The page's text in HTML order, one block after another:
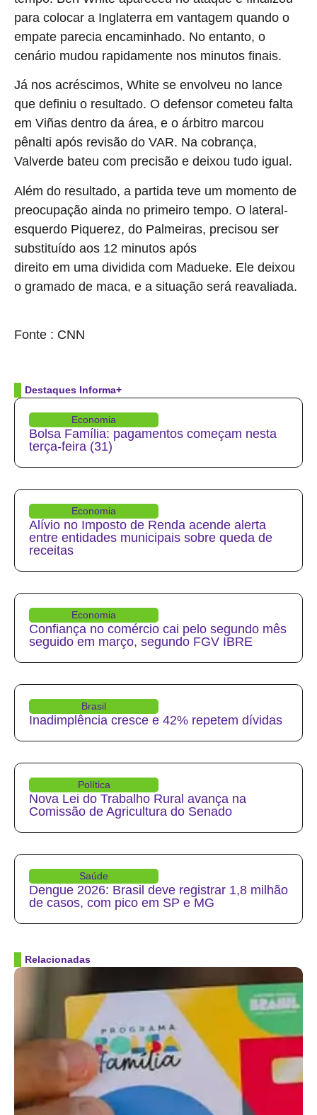
para colocar a Inglaterra em vantagem quando o
empate parecia encaminhado. No entanto, o
cenário mudou rapidamente nos minutos finais.
Já nos acréscimos, White se envolveu no lance
que definiu o resultado. O defensor cometeu falta
em Viñas dentro da área, e o árbitro marcou
pênalti após revisão do VAR. Na cobrança,
Valverde bateu com precisão e deixou tudo igual.
Além do resultado, a partida teve um momento de
preocupação ainda no primeiro tempo. O lateral-
esquerdo Piquerez, do Palmeiras, precisou ser
substituído aos 12 minutos após
direito em uma dividida com Madueke. Ele deixou
o gramado de maca, e a situação será reavaliada.
Fonte : CNN
Destaques Informa+
Economia
Bolsa Família: pagamentos começam nesta
terça-feira (31)
Economia
Alívio no Imposto de Renda acende alerta
entre entidades municipais sobre queda de
receitas
Economia
Confiança no comércio cai pelo segundo mês
seguido em março, segundo FGV IBRE
Brasil
Inadimplência cresce e 42% repetem dívidas
Política
Nova Lei do Trabalho Rural avança na
Comissão de Agricultura do Senado
Saúde
Dengue 2026: Brasil deve registrar 1,8 milhão
de casos, com pico em SP e MG
Relacionadas